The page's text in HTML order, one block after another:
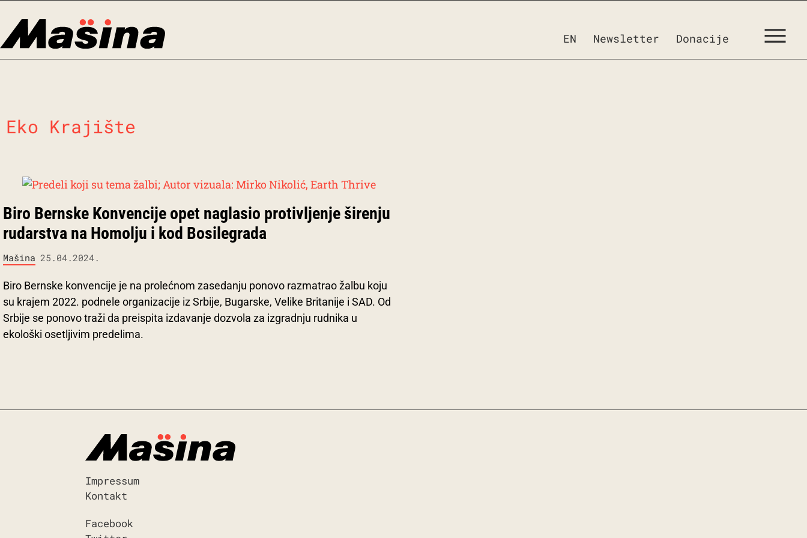
content
EN Newsletter Donacije
Eko Krajište
Biro Bernske Konvencije opet naglasio protivljenje širenju
rudarstva na Homolju i kod Bosilegrada
Mašina 25.04.2024.
Biro Bernske konvencije je na prolećnom zasedanju ponovo razmatrao žalbu koju
su krajem 2022. podnele organizacije iz Srbije, Bugarske, Velike Britanije i SAD. Od
Srbije se ponovo traži da preispita izdavanje dozvola za izgradnju rudnika u
ekološki osetljivim predelima.
Impressum
Kontakt
Facebook